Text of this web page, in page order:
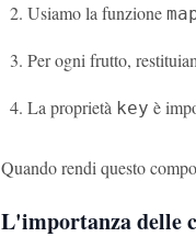
Usiamo la funzione
Per ogni frutto,
La proprietà key è
Quando rendi questo
L'importanza delle